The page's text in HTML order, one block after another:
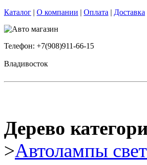
Каталог | О компании | Оплата | Доставка
Телефон: +7(908)911-66-15
Владивосток
Дерево
>Автолампы